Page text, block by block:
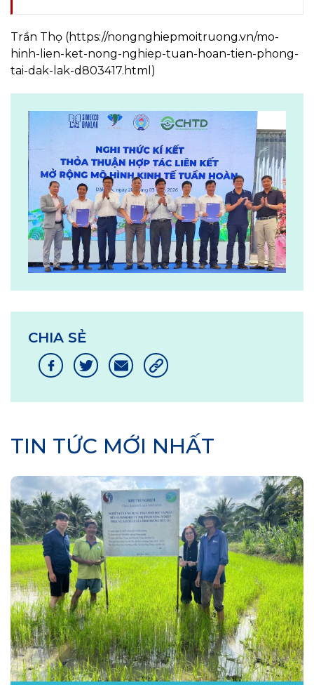
CHIA SẺ
Trần Thọ (https://nongnghiepmoitruong.vn/mo-
hinh-lien-ket-nong-nghiep-tuan-hoan-tien-phong-
tai-dak-lak-d803417.html)
TIN TỨC MỚI NHẤT